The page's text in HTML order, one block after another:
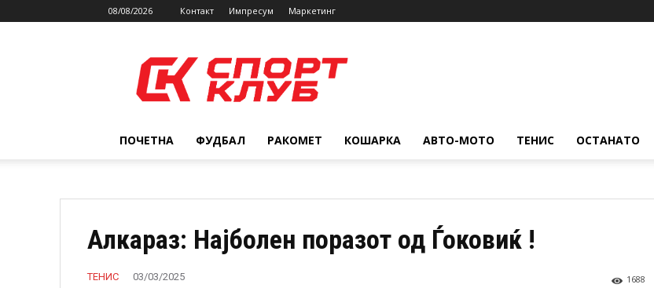
08/08/2026 Контакт Импресум Маркетинг
ПОЧЕТНА ФУДБАЛ РАКОМЕТ КОШАРКА АВТО-МОТО ТЕНИС ОСТАНАТО
Алкараз: Најболен поразот од Ѓоковиќ !
ТЕНИС 03/03/2025 1688